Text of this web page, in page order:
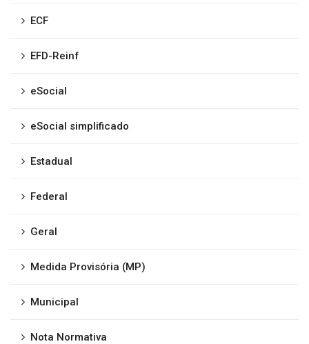
ECF
EFD-Reinf
eSocial
eSocial simplificado
Estadual
Federal
Geral
Medida Provisória (MP)
Municipal
Nota Normativa